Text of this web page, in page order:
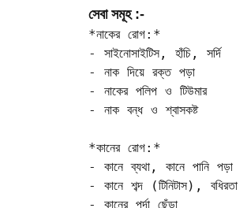
সেবা সমূহ :-
*নাকের রোগ:*
- সাইনোসাইটিস, হাঁচি, সর্দি
- নাক দিয়ে রক্ত পড়া
- নাকের পলিপ ও টিউমার
- নাক বন্ধ ও শ্বাসকষ্ট
*কানের রোগ:*
- কানে ব্যথা, কানে পানি পড়া
- কানে শব্দ (টিনিটাস), বধিরতা
- কানের পর্দা ছেঁড়া